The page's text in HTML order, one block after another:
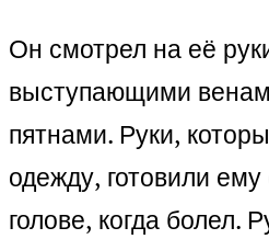
Он смотрел на её
выступающими
пятнами. Руки,
одежду, готовили
голове, когда болел.